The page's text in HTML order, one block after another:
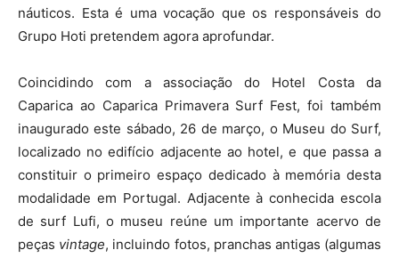
náuticos. Esta é uma vocação que os responsáveis do
Grupo Hoti pretendem agora aprofundar.
Coincidindo com a associação do Hotel Costa da
Caparica ao Caparica Primavera Surf Fest, foi também
inaugurado este sábado, 26 de março, o Museu do Surf,
localizado no edifício adjacente ao hotel, e que passa a
constituir o primeiro espaço dedicado à memória desta
modalidade em Portugal. Adjacente à conhecida escola
de surf Lufi, o museu reúne um importante acervo de
peças vintage, incluindo fotos, pranchas antigas (algumas